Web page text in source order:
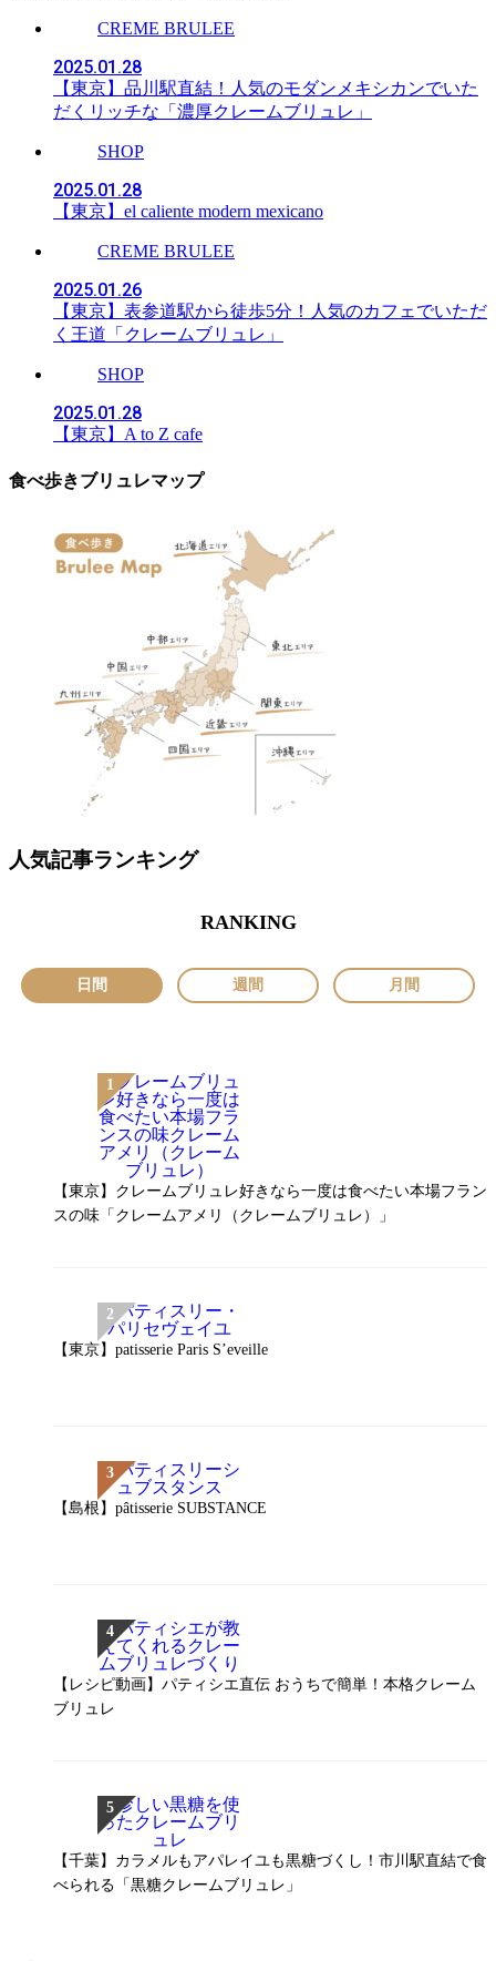
CREME BRULEE
2025.01.28
【東京】品川駅直結！人気のモダンメキシカンでいた
だくリッチな「濃厚クレームブリュレ」
SHOP
2025.01.28
【東京】el caliente modern mexicano
CREME BRULEE
2025.01.26
【東京】表参道駅から徒歩5分！人気のカフェでいただ
く王道「クレームブリュレ」
SHOP
2025.01.28
【東京】A to Z cafe
食べ歩きブリュレマップ
人気記事ランキング
RANKING
日間 週間 月間
【東京】クレームブリュレ好きなら一度は食べたい本場フラン
スの味「クレームアメリ（クレームブリュレ）」
【東京】patisserie Paris S’eveille
【島根】pâtisserie SUBSTANCE
【レシピ動画】パティシエ直伝 おうちで簡単！本格クレーム
ブリュレ
【千葉】カラメルもアパレイユも黒糖づくし！市川駅直結で食
べられる「黒糖クレームブリュレ」